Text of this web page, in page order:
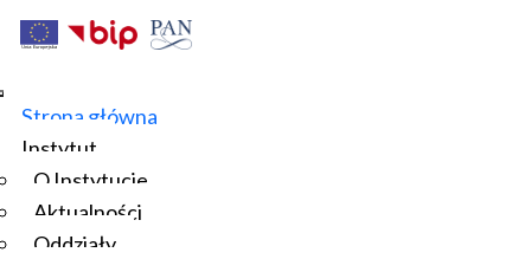
Strona główna
Instytut
O Instytucie
Aktualności
Oddziały